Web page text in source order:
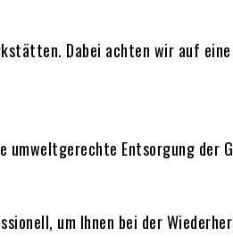
Dabei achten wir auf
umweltgerechte Entsorgung der
um Ihnen bei der